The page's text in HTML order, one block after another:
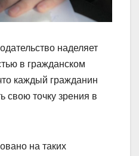
наделяет
в граждан­ском
каждый гражданин
свою точку зрения в
на таких